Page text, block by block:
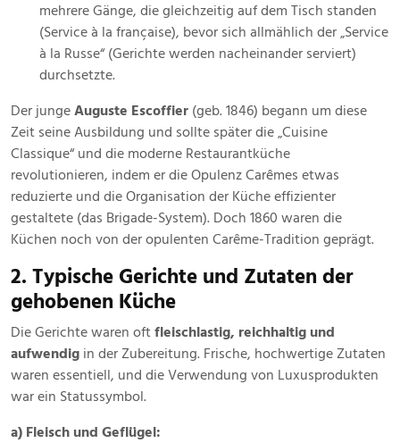
mehrere Gänge, die gleichzeitig auf dem Tisch standen
(Service à la française), bevor sich allmählich der „Service
à la Russe“ (Gerichte werden nacheinander serviert)
durchsetzte.
Der jungeAuguste Escoffier (geb. 1846) begann um diese
Zeit seine Ausbildung und sollte später die „Cuisine
Classique“ und die moderne Restaurantküche
revolutionieren, indem er die Opulenz Carêmes etwas
reduzierte und die Organisation der Küche effizienter
gestaltete (das Brigade-System). Doch 1860 waren die
Küchen noch von der opulenten Carême-Tradition geprägt.
2. Typische Gerichte und Zutaten der
gehobenen Küche
Die Gerichte waren oftfleischlastig, reichhaltig und
aufwendig in der Zubereitung. Frische, hochwertige Zutaten
waren essentiell, und die Verwendung von Luxusprodukten
war ein Statussymbol.
a) Fleisch und Geflügel: